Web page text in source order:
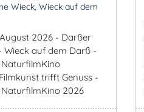
Wieck, Wieck auf dem
2026 - Darßer
Wieck auf dem Darß -
NaturfilmKino
trifft Genuss -
2026